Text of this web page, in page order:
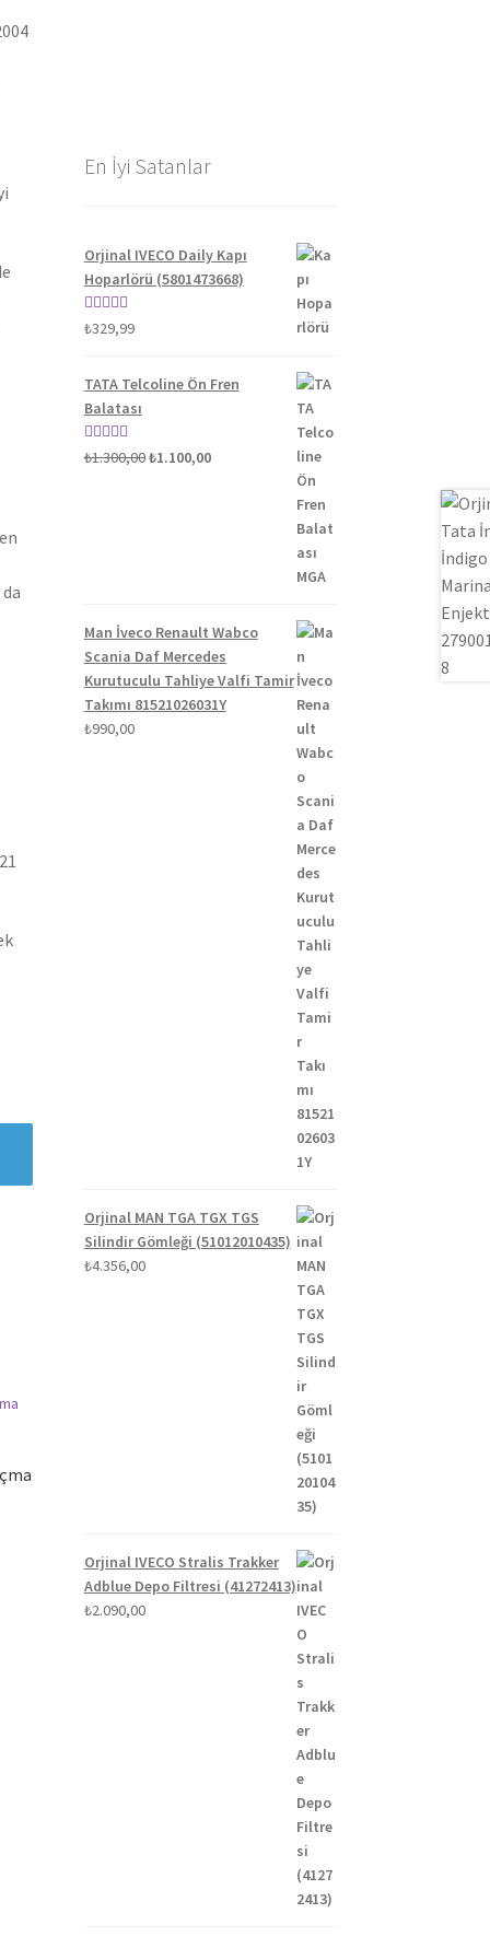
En İyi Satanlar
Orjinal IVECO Daily Kapı
Hoparlörü (5801473668)
5 üzerinden
₺329,99
TATA Telcoline Ön Fren
Balatası
5 üzerinden
₺1.300,00Orijinal
₺1.100,00Şu
Man İveco Renault Wabco
Scania Daf Mercedes
Kurutuculu Tahliye Valfi Tamir
Takımı 81521026031Y
₺990,00
Orjinal MAN TGA TGX TGS
Silindir Gömleği (51012010435)
₺4.356,00
Orjinal IVECO Stralis Trakker
Adblue Depo Filtresi (41272413)
₺2.090,00